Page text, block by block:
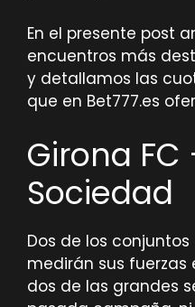
En el presente post
encuentros más
y detallamos las
que en Bet777.es
Girona FC
Sociedad
Dos de los
medirán sus fuerzas
dos de las grandes